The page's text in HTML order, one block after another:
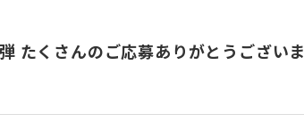
たくさんのご応募ありがとうございま